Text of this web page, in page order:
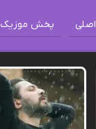
پخش موزیک